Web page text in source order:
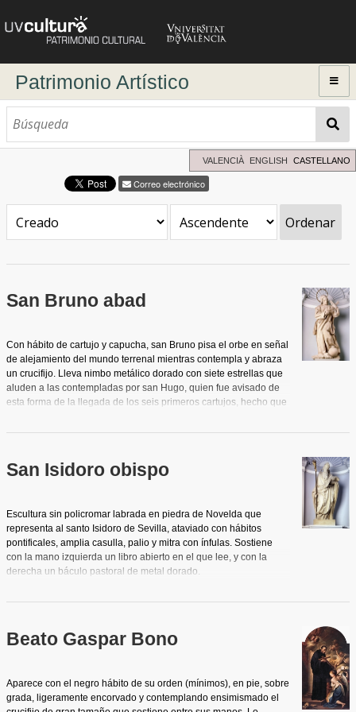
Patrimonio Artístico
Explorar
Búsqueda avanzada
Directorio de autores
VALENCIÀ ENGLISH CASTELLANO
Correo electrónico
Ordenar
San Bruno abad
Con hábito de cartujo y capucha, san Bruno pisa el orbe en señal
de alejamiento del mundo terrenal mientras contempla y abraza
un crucifijo. Lleva nimbo metálico dorado con siete estrellas que
aluden a las contempladas por san Hugo, quien fue avisado de
esta forma de la llegada de los seis primeros cartujos, hecho que
composición y serena belleza.
San Isidoro obispo
Escultura sin policromar labrada en piedra de Novelda que
representa al santo Isidoro de Sevilla, ataviado con hábitos
pontificales, amplia casulla, palio y mitra con ínfulas. Sostiene
con la mano izquierda un libro abierto en el que lee, y con la
derecha un báculo pastoral de metal dorado.
Beato Gaspar Bono
Aparece con el negro hábito de su orden (mínimos), en pie, sobre
grada, ligeramente encorvado y contemplando ensimismado el